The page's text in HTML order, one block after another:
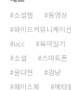
소셜웹 동영상
와이드커뮤니케이
ucc
육아일기
소셜
스마트폰
윤다현
깜냥
페이스북
메타